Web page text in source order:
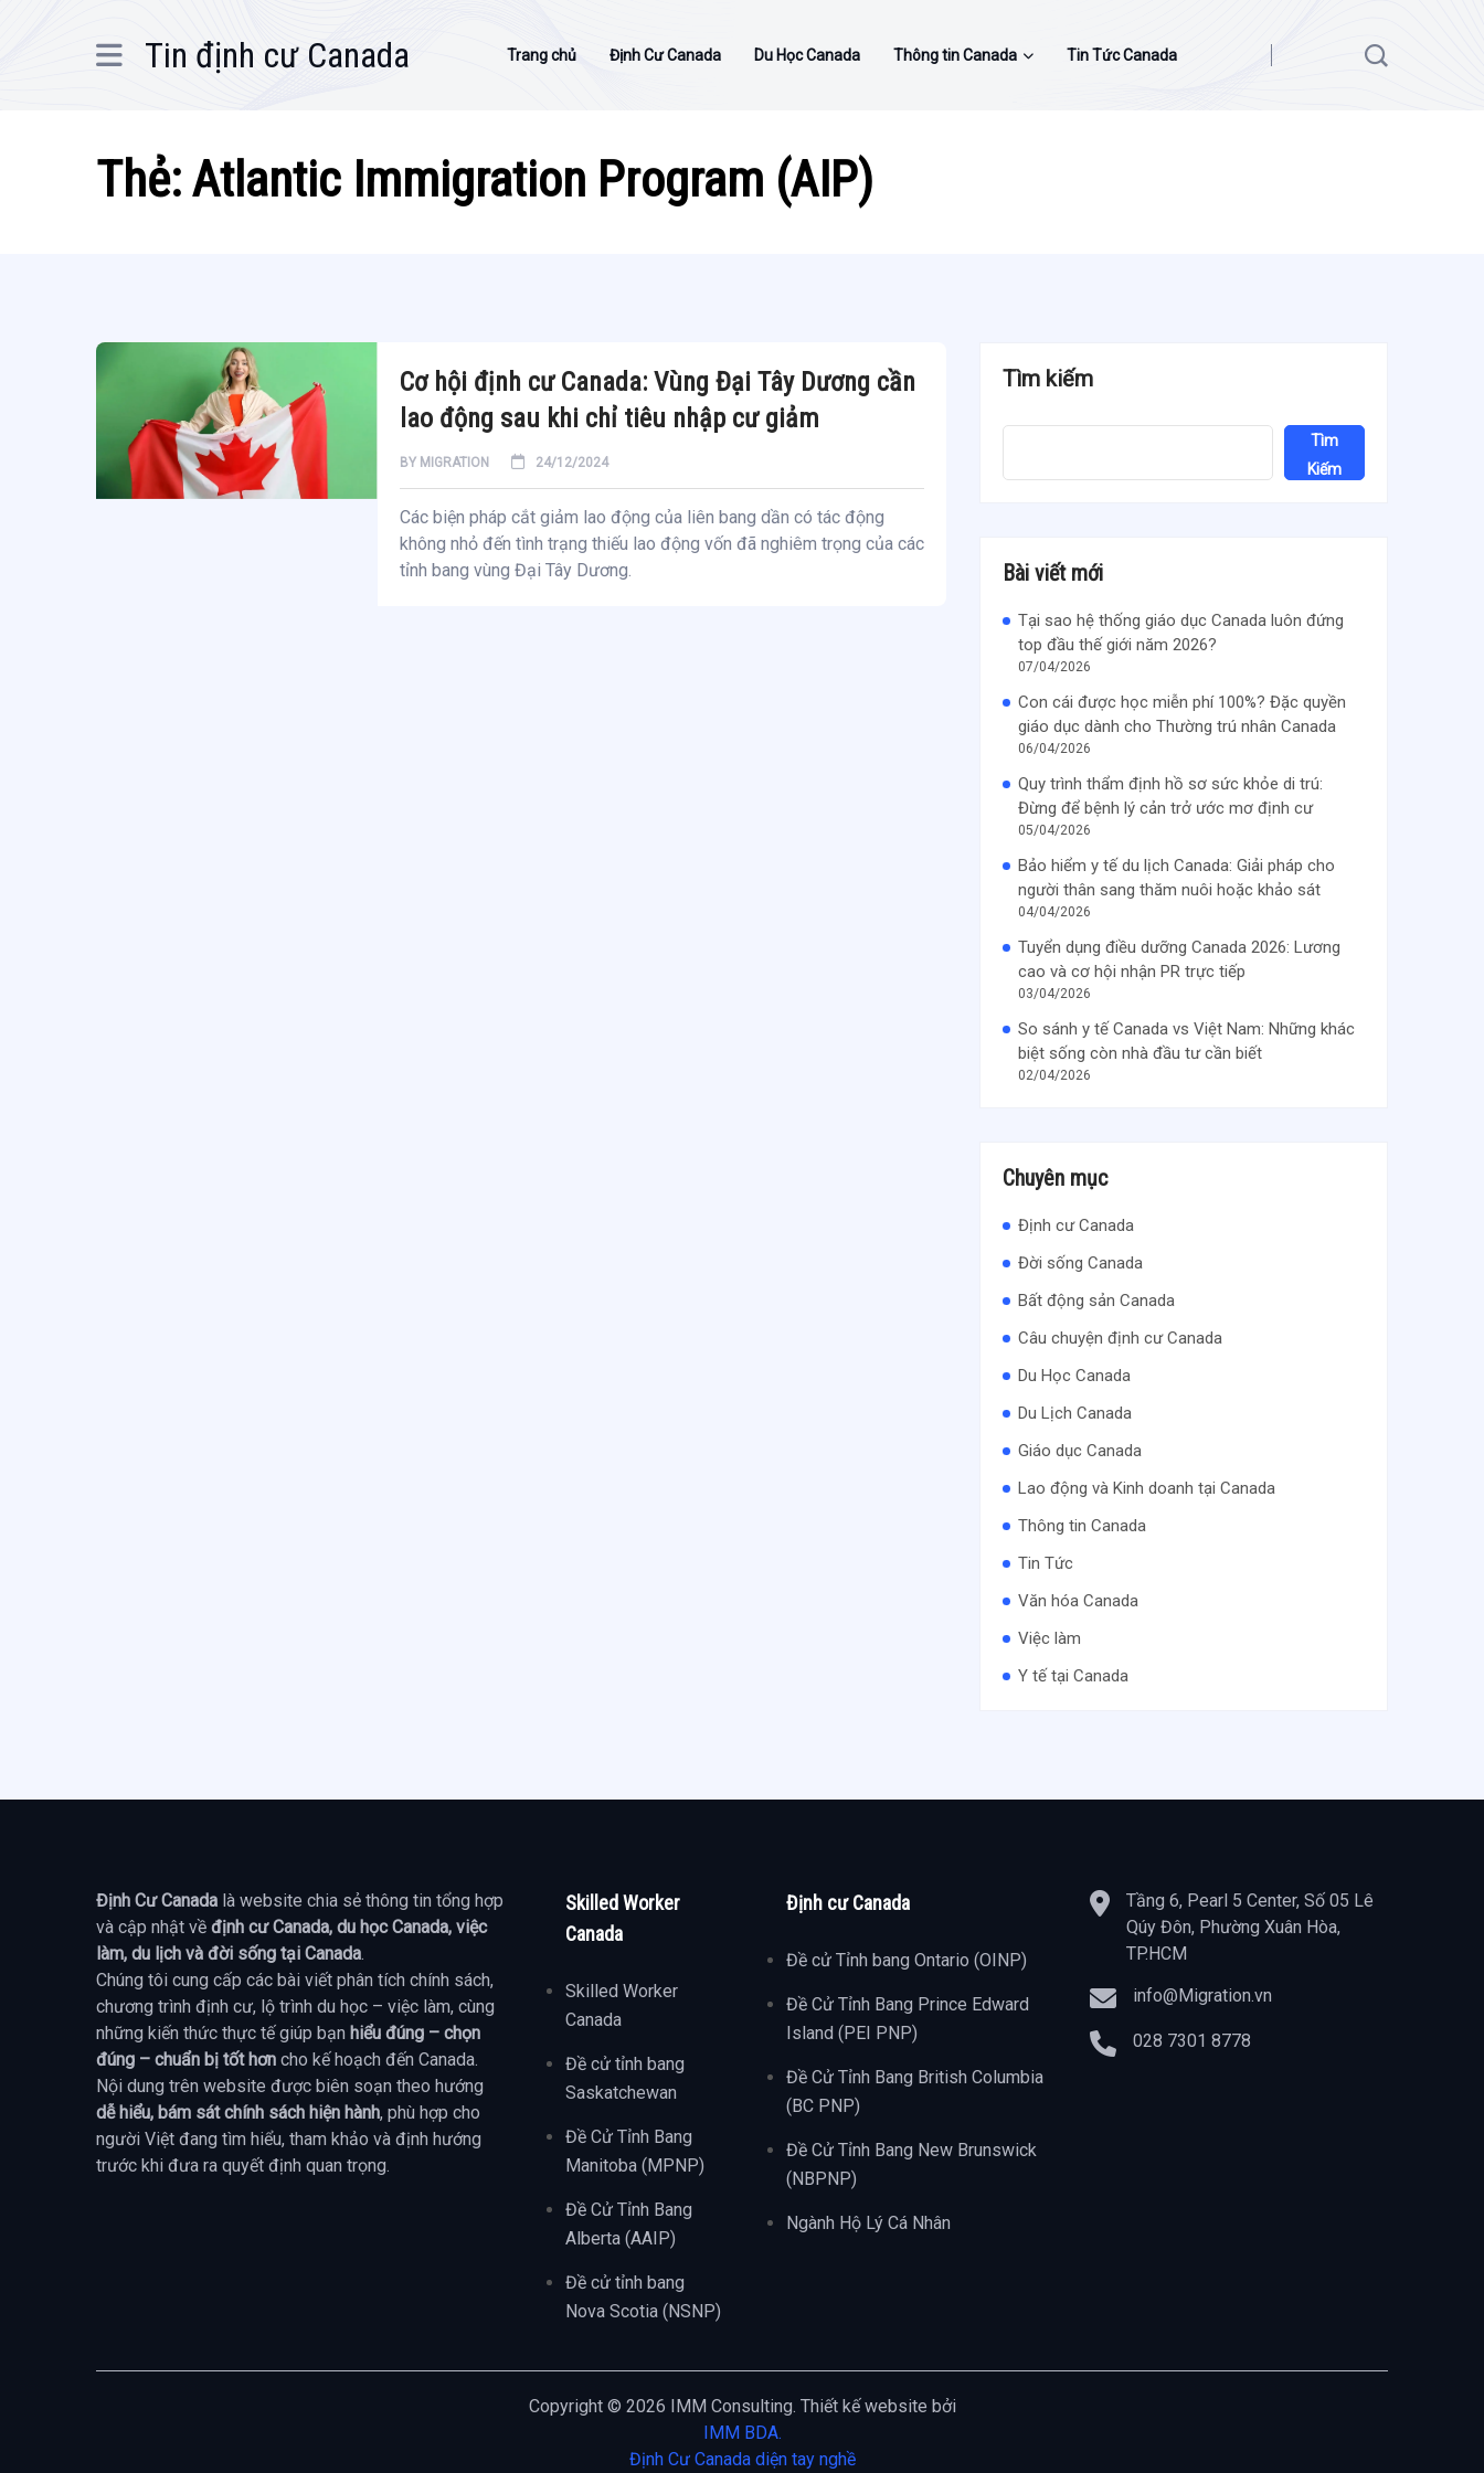
Tin định cư Canada Trang chủ Định Cư Canada Du Học Canada Thông tin Canada Tin Tức Canada
Thẻ:Atlantic Immigration Program (AIP)
Cơ hội định cư Canada: Vùng Đại Tây Dương cần
lao động sau khi chỉ tiêu nhập cư giảm
BY MIGRATION 24/12/2024
Các biện pháp cắt giảm lao động của liên bang dần có tác động
không nhỏ đến tình trạng thiếu lao động vốn đã nghiêm trọng của các
tỉnh bang vùng Đại Tây Dương.
Tìm kiếm
Tìm
Kiếm
Bài viết mới
Tại sao hệ thống giáo dục Canada luôn đứng
top đầu thế giới năm 2026?
07/04/2026
Con cái được học miễn phí 100%? Đặc quyền
giáo dục dành cho Thường trú nhân Canada
06/04/2026
Quy trình thẩm định hồ sơ sức khỏe di trú:
Đừng để bệnh lý cản trở ước mơ định cư
05/04/2026
Bảo hiểm y tế du lịch Canada: Giải pháp cho
người thân sang thăm nuôi hoặc khảo sát
04/04/2026
Tuyển dụng điều dưỡng Canada 2026: Lương
cao và cơ hội nhận PR trực tiếp
03/04/2026
So sánh y tế Canada vs Việt Nam: Những khác
biệt sống còn nhà đầu tư cần biết
02/04/2026
Chuyên mục
Định cư Canada
Đời sống Canada
Bất động sản Canada
Câu chuyện định cư Canada
Du Học Canada
Du Lịch Canada
Giáo dục Canada
Lao động và Kinh doanh tại Canada
Thông tin Canada
Tin Tức
Văn hóa Canada
Việc làm
Y tế tại Canada
Định Cư Canada là website chia sẻ thông tin tổng hợp
và cập nhật về định cư Canada, du học Canada, việc
làm, du lịch và đời sống tại Canada.
Chúng tôi cung cấp các bài viết phân tích chính sách,
chương trình định cư, lộ trình du học – việc làm, cùng
những kiến thức thực tế giúp bạn hiểu đúng – chọn
đúng – chuẩn bị tốt hơn cho kế hoạch đến Canada.
Nội dung trên website được biên soạn theo hướng
dễ hiểu, bám sát chính sách hiện hành, phù hợp cho
người Việt đang tìm hiểu, tham khảo và định hướng
trước khi đưa ra quyết định quan trọng.
Skilled Worker
Canada
Skilled Worker
Canada
Đề cử tỉnh bang
Saskatchewan
Đề Cử Tỉnh Bang
Manitoba (MPNP)
Đề Cử Tỉnh Bang
Alberta (AAIP)
Đề cử tỉnh bang
Nova Scotia (NSNP)
Định cư Canada
Đề cử Tỉnh bang Ontario (OINP)
Đề Cử Tỉnh Bang Prince Edward
Island (PEI PNP)
Đề Cử Tỉnh Bang British Columbia
(BC PNP)
Đề Cử Tỉnh Bang New Brunswick
(NBPNP)
Ngành Hộ Lý Cá Nhân
Tầng 6, Pearl 5 Center, Số 05 Lê
Qúy Đôn, Phường Xuân Hòa,
TP.HCM
info@Migration.vn
028 7301 8778
Copyright © 2026 IMM Consulting. Thiết kế website bởi
IMM BDA.
Định Cư Canada diện tay nghề